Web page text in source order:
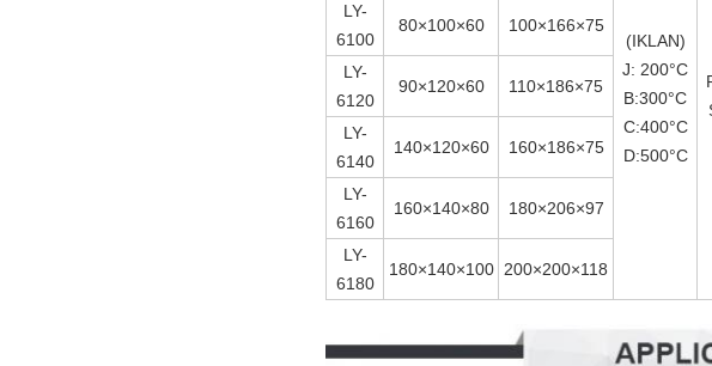
(IKLAN)
J: 200°C
B:300°C
C:400°C
D:500°C
LY-
6100
80×100×60 100×166×75
LY-
6120
90×120×60 110×186×75
LY-
6140
140×120×60 160×186×75
LY-
6160
160×140×80 180×206×97
LY-
6180
180×140×100 200×200×118